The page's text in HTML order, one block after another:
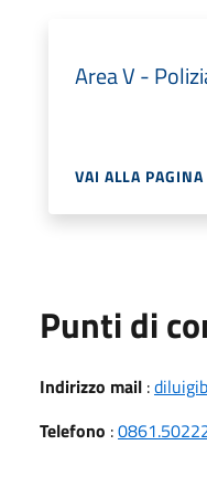
Area V -
VAI ALLA PAGINA
Punti di
Indirizzo mail :
Telefono :